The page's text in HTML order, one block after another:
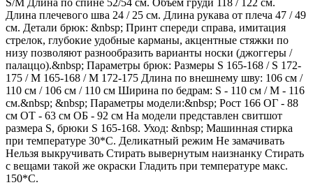
Длина плечевого шва 24 / 25 см. Длина рукава от плеча 47 / 49
см. Детали брюк: &nbsp; Принт спереди справа, имитация
стрелок, глубокие удобные карманы, акцентные стяжки по
низу позволяют разнообразить варианты носки (джоггеры /
палаццо).&nbsp; Параметры брюк: Размеры S 165-168 / S 172-
175 / М 165-168 / М 172-175 Длина по внешнему шву: 106 см /
110 см / 106 см / 110 см Ширина по бедрам: S - 110 см / М - 116
см.&nbsp; &nbsp; Параметры модели:&nbsp; Рост 166 ОГ - 88
см ОТ - 63 см ОБ - 92 см На модели представлен свитшот
размера S, брюки S 165-168. Уход: &nbsp; Машинная стирка
при температуре 30*С. Деликатный режим Не замачивать
Нельзя выкручивать Стирать вывернутым наизнанку Стирать
с вещами такой же окраски Гладить при температуре макс.
150*С.